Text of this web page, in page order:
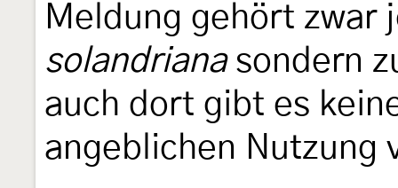
Meldung gehört
solandrianasondern
auch dort gibt es
angeblichen Nutzung